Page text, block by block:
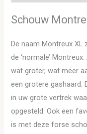
Schouw
De naam Montreux XL
de ‘normale’
wat groter, wat meer
een grotere gashaard.
in uw grote vertrek
opgesteld. Ook een
is met deze forse